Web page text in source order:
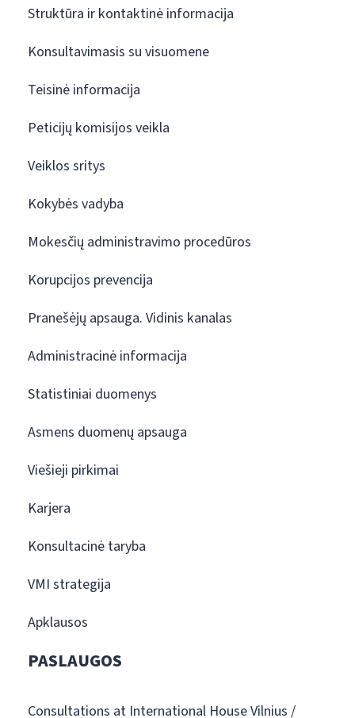
Struktūra ir kontaktinė informacija
Konsultavimasis su visuomene
Teisinė informacija
Peticijų komisijos veikla
Veiklos sritys
Kokybės vadyba
Mokesčių administravimo procedūros
Korupcijos prevencija
Pranešėjų apsauga. Vidinis kanalas
Administracinė informacija
Statistiniai duomenys
Asmens duomenų apsauga
Viešieji pirkimai
Karjera
Konsultacinė taryba
VMI strategija
Apklausos
PASLAUGOS
Consultations at International House Vilnius /